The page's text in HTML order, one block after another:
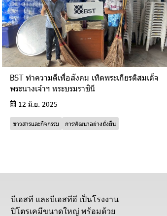
BST ทำความดีเพื่อสังคม เทิดพระเกียรติสมเด็จ
พระนางเจ้าฯ พระบรมราชินี
12 มิ.ย. 2025
ข่าวสารและกิจกรรม การพัฒนาอย่างยั่งยืน
บีเอสที และบีเอสทีอี เป็นโรงงาน
ปิโตรเคมีขนาดใหญ่ พร้อมด้วย